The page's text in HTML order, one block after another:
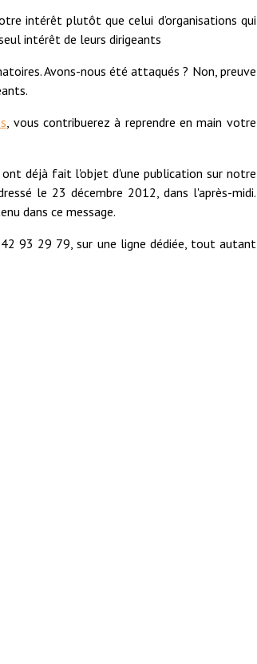
intérêt plutôt que celui d’organisations qui
intérêt de leurs dirigeants
Avons-nous été attaqués ? Non, preuve
, vous contribuerez à reprendre en main votre
déjà fait l'objet d'une publication sur notre
le 23 décembre 2012, dans l'après-midi.
dans ce message.
93 29 79, sur une ligne dédiée, tout autant